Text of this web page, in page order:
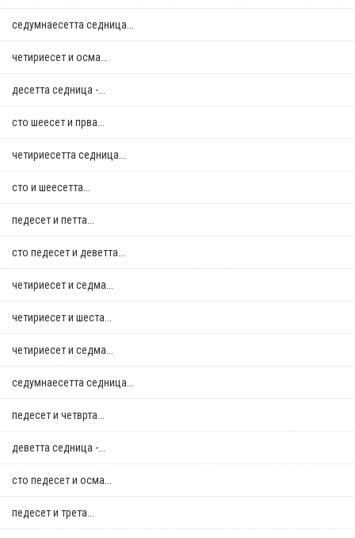
седумнаесетта седница...
четириесет и осма...
десетта седница -...
сто шеесет и прва...
четириесетта седница...
сто и шеесетта...
педесет и петта...
сто педесет и деветта...
четириесет и седма...
четириесет и шеста...
четириесет и седма...
седумнаесетта седница...
педесет и четврта...
деветта седница -...
сто педесет и осма...
педесет и трета...